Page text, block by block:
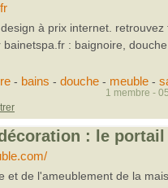
à prix internet.
bainetspa.fr : baignoire,
- bains - douche- meuble-
1 membre -
: le
et de l'ameublement de la